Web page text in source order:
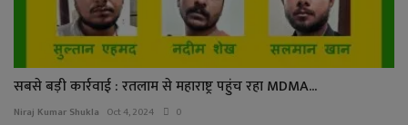
सबसे बड़ी कार्रवाई : रतलाम से महाराष्ट्र पहुंच रहा MDMA...
Niraj Kumar Shukla Oct 4, 2024 0